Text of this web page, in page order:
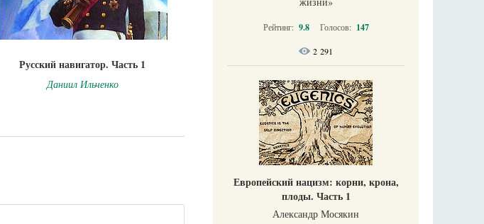
Русский навигатор. Часть 1
Даниил Ильченко
Рейтинг: 9.8 Голосов: 147
2 291
Европейский нацизм: корни, крона,
плоды. Часть 1
Александр Мосякин